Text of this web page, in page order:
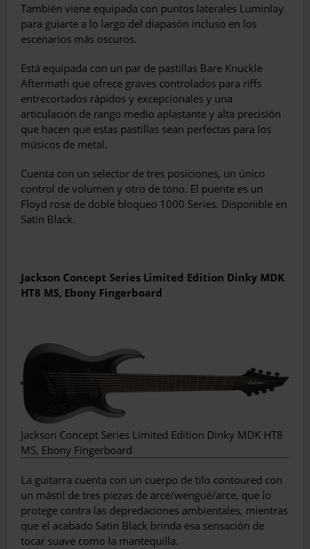
También viene equipada con puntos laterales Luminlay
para guiarte a lo largo del diapasón incluso en los
escenarios más oscuros.
Está equipada con un par de pastillas Bare Knuckle
Aftermath que ofrece graves controlados para riffs
entrecortados rápidos y excepcionales y una
articulación de rango medio aplastante y alta precisión
que hacen que estas pastillas sean perfectas para los
músicos de metal.
Cuenta con un selector de tres posiciones, un único
control de volumen y otro de tono. El puente es un
Floyd rose de doble bloqueo 1000 Series. Disponible en
Satin Black.
Jackson Concept Series Limited Edition Dinky MDK
HT8 MS, Ebony Fingerboard
Jackson Concept Series Limited Edition Dinky MDK HT8
MS, Ebony Fingerboard
La guitarra cuenta con un cuerpo de tilo contoured con
un mástil de tres piezas de arce/wengué/arce, que lo
protege contra las depredaciones ambientales, mientras
que el acabado Satin Black brinda esa sensación de
tocar suave como la mantequilla.